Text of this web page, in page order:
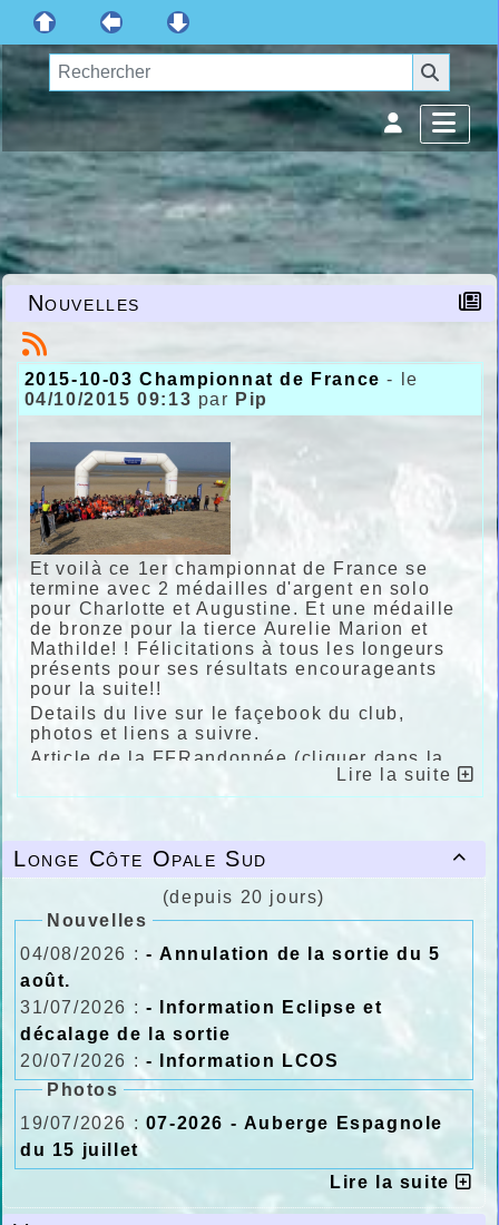

Longe Côte Opale Sud
(depuis 20 jours)
Nouvelles
04/08/2026 : - Annulation de la sortie du 5
août.
31/07/2026 : - Information Eclipse et
décalage de la sortie
20/07/2026 : - Information LCOS
Photos
19/07/2026 : 07-2026 - Auberge Espagnole
du 15 juillet
Lire la suite
Nouvelles
2015-10-03 Championnat de France - le
04/10/2015 09:13 par Pip
Et voilà ce 1er championnat de France se
termine avec 2 médailles d'argent en solo
pour Charlotte et Augustine. Et une médaille
de bronze pour la tierce Aurelie Marion et
Mathilde! ! Félicitations à tous les longeurs
présents pour ses résultats encourageants
pour la suite!!
Details du live sur le façebook du club,
photos et liens a suivre.
Article de la FFRandonnée (cliquer dans la
catégorie pour afficher le palmares)
"La plage de Leffrinckoucke a accueilli les 3
de longe côte.
Le palmarès.
Méthode de musculation avec pagaie conçue
pour l’entrainement des rameurs, le longe
côte ou marche aquatique côtière MAC fait de
plus en plus d’adeptes et se pratique
désormais sur la majorité du littoral français.
Des juniors aux vétérans, les amoureux de la
MAC Marche aquatique côtière ou longe côte
se sont retrouvés sur la plage de
Leffrinckoucke les 3 et 4 octobre sous un
soleil radieux pour les qualifications et la
finale du Championnat de France de longe
Consulter le palmarèsdans les catégories
Quinté,tiercé
Merci aux organisateurs bénévoles des
comités FFRandonnéeNordetNord-Pas-de-
Lire la suite